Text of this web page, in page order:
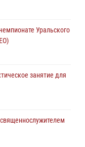
Уральского
Уральского
занятие для